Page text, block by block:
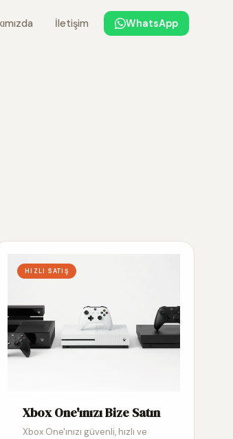
İletişim WhatsApp
HIZLI SATIŞ
Xbox One'ınızı Bize Satın
Xbox One'ınızı güvenli, hızlı ve